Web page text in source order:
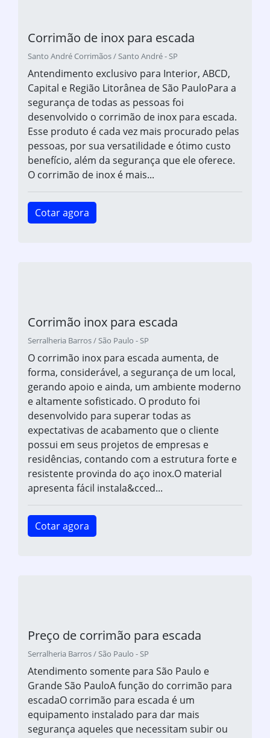
Corrimão de inox para escada
Santo André Corrimãos / Santo André - SP
Antendimento exclusivo para Interior, ABCD,
Capital e Região Litorânea de São PauloPara a
segurança de todas as pessoas foi
desenvolvido o corrimão de inox para escada.
Esse produto é cada vez mais procurado pelas
pessoas, por sua versatilidade e ótimo custo
benefício, além da segurança que ele oferece.
O corrimão de inox é mais...
Cotar agora
Corrimão inox para escada
Serralheria Barros / São Paulo - SP
O corrimão inox para escada aumenta, de
forma, considerável, a segurança de um local,
gerando apoio e ainda, um ambiente moderno
e altamente sofisticado. O produto foi
desenvolvido para superar todas as
expectativas de acabamento que o cliente
possui em seus projetos de empresas e
residências, contando com a estrutura forte e
resistente provinda do aço inox.O material
apresenta fácil instala&cced...
Cotar agora
Preço de corrimão para escada
Serralheria Barros / São Paulo - SP
Atendimento somente para São Paulo e
Grande São PauloA função do corrimão para
escadaO corrimão para escada é um
equipamento instalado para dar mais
segurança aqueles que necessitam subir ou